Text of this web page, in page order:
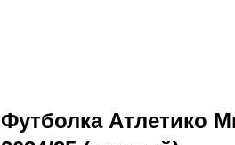
Футболка Атлетико